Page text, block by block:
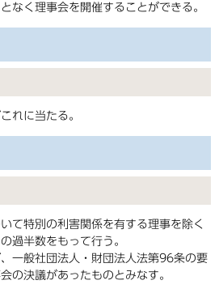
なく理事会を開催することができる。
れに当たる。
て特別の利害関係を有する理事を除く
過半数をもって行う。
一般社団法人・財団法人法第96条の要
の決議があったものとみなす。